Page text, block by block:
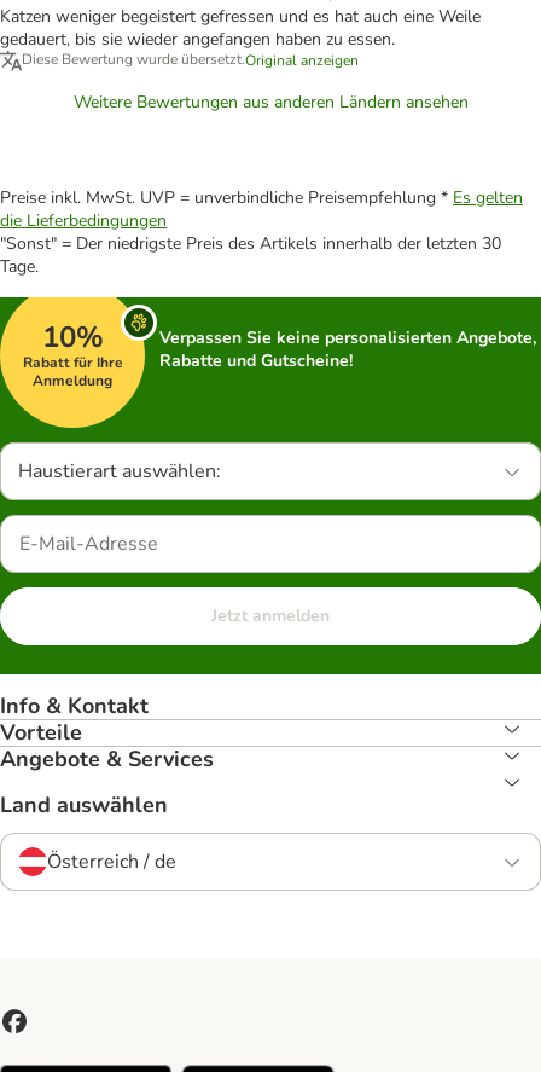
Katzen weniger begeistert gefressen und es hat auch eine Weile
gedauert, bis sie wieder angefangen haben zu essen.
Diese Bewertung wurde übersetzt.Original anzeigen
Weitere Bewertungen aus anderen Ländern ansehen
Preise inkl. MwSt. UVP = unverbindliche Preisempfehlung * Es gelten
die Lieferbedingungen
"Sonst" = Der niedrigste Preis des Artikels innerhalb der letzten 30
Tage.
10%
Rabatt für Ihre
Anmeldung
Verpassen Sie keine personalisierten Angebote,
Rabatte und Gutscheine!
Haustierart auswählen:
Jetzt anmelden
Info & Kontakt
Vorteile
Angebote & Services
Land auswählen
Österreich / de